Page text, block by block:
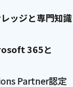
ッジと専門知識
365と
Partner認定